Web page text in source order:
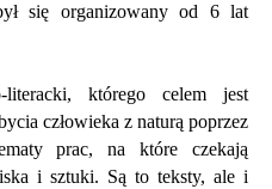
się organizowany od 6 lat
którego celem jest
człowieka z naturą poprzez
prac, na które czekają
i sztuki. Są to teksty, ale i